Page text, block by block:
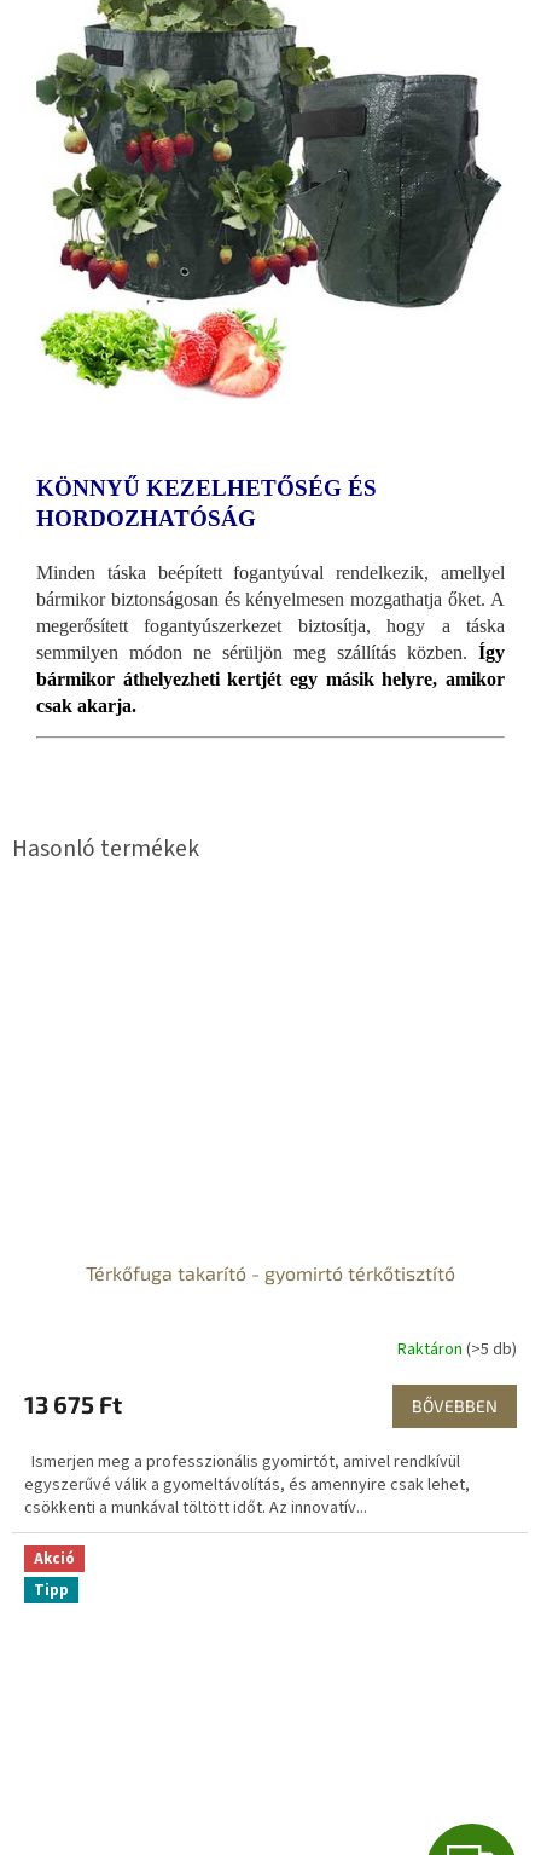
KÖNNYŰ KEZELHETŐSÉG ÉS
HORDOZHATÓSÁG
Minden táska beépített fogantyúval rendelkezik, amellyel
bármikor biztonságosan és kényelmesen mozgathatja őket. A
megerősített fogantyúszerkezet biztosítja, hogy a táska
semmilyen módon ne sérüljön meg szállítás közben. Így
bármikor áthelyezheti kertjét egy másik helyre, amikor
csak akarja.
Térkőfuga takarító - gyomirtó térkőtisztító
Raktáron (>5 db)
13 675 Ft BŐVEBBEN
Ismerjen meg a professzionális gyomirtót, amivel rendkívül
egyszerűvé válik a gyomeltávolítás, és amennyire csak lehet,
csökkenti a munkával töltött időt. Az innovatív...
Akció
Tipp